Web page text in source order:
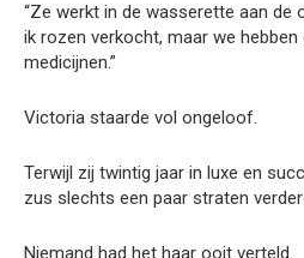
“Ze werkt in de wasserette aan de
ik rozen verkocht, maar we
medicijnen.”
Victoria staarde vol ongeloof.
Terwijl zij twintig jaar in luxe en
zus slechts een paar straten
Niemand had het haar ooit verteld.